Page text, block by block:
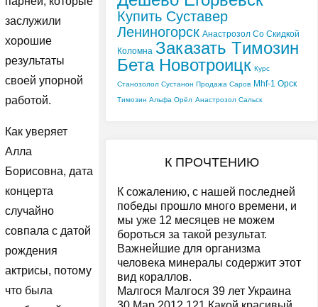
заслужили
хорошие
результаты
своей упорной
работой.
Как уверяет
Алла
Борисовна, дата
концерта
случайно
совпала с датой
рождения
актрисы, потому
что была
Купить Суставер
Лениногорск Анастрозол Со Скидкой
Коломна Заказать Tимозин
Бета Новотроицк Курс
Станозолол Сустанон Продажа Саров Mhf-1 Орск
Tимозин Альфа Орёл Анастрозол Сальск
К ПРОЧТЕНИЮ
К сожалению, с нашей последней
победы прошло много времени, и
мы уже 12 месяцев не можем
бороться за такой результат.
Важнейшие для организма
человека минералы содержит этот
вид кораллов.
Малгося Малгося 39 лет Украина